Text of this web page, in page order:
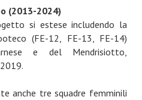
(2013-2024)
si estese includendo la
(FE-12, FE-13, FE-14)
e del Mendrisiotto,
anche tre squadre femminili